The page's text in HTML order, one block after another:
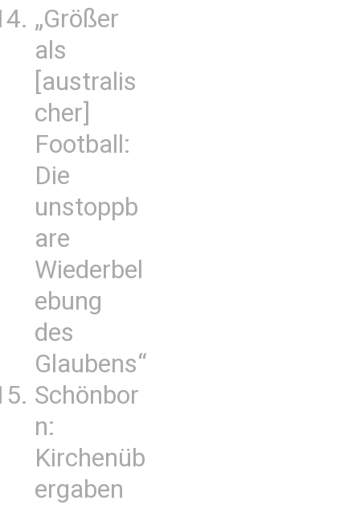
„Größer
als
[australis
cher]
Football:
Die
unstoppb
are
Wiederbel
ebung
des
Glaubens“
Schönbor
n:
Kirchenüb
ergaben